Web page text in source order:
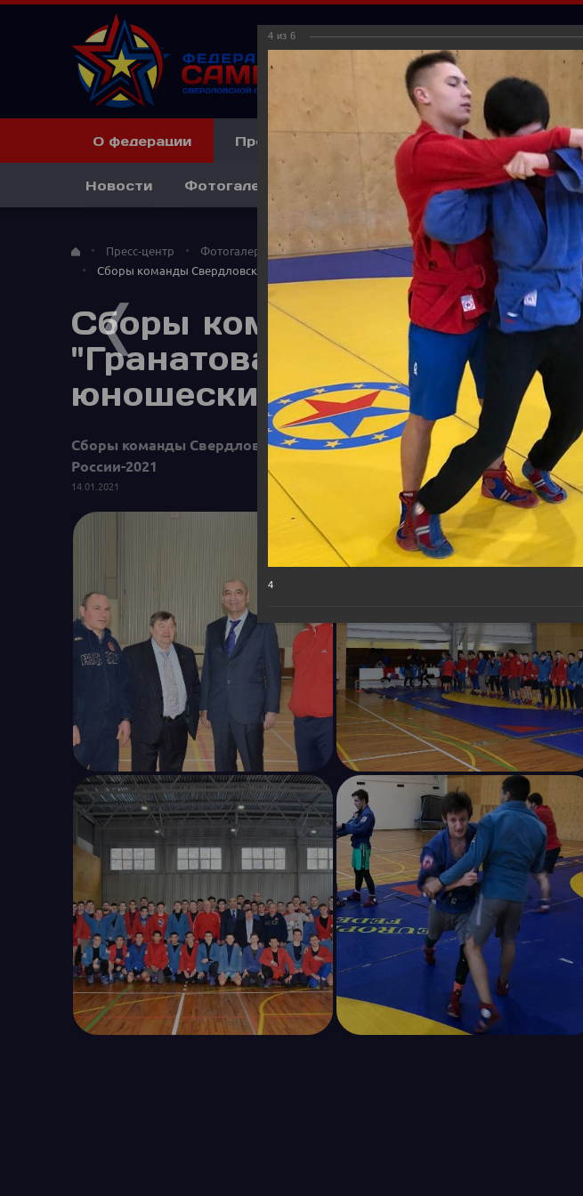
О федерации Пресс-центр
Новости Фотогалерея Видеогалерея СМИ о нас
Клубы и секции
Пресс-центр
Фотогалерея
Сборы команды Свердловской области на базе "Гранатовая бухта" под Верхней
Сборы команды
"Гранатовая бухта" под
юношеским и молодежным
Сборы команды Свердловской области на базе "Гранатовая бухта"
России-2021
14.01.2021
4 из 6
4